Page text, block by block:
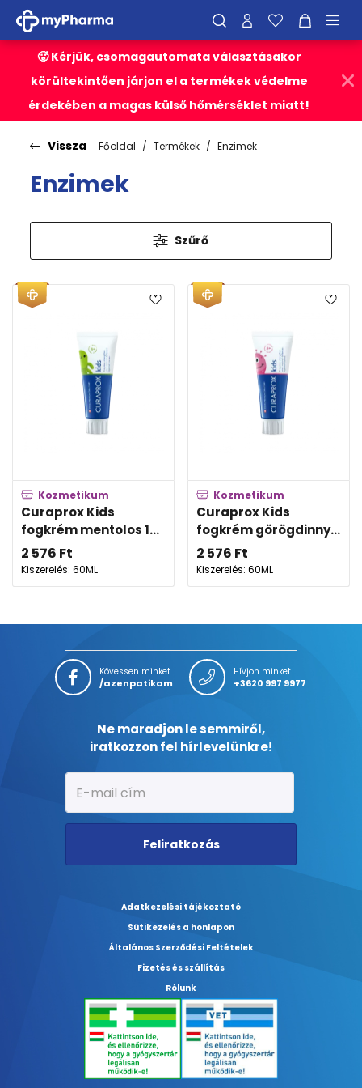
🥵 Kérjük, csomagautomata választásakor
körültekintően járjon el a termékek védelme
érdekében a magas külső hőmérséklet miatt!
Vissza Főoldal Termékek Enzimek
Enzimek
Szűrő
Kozmetikum
Curaprox Kids
fogkrém mentolos 1...
2 576 Ft
Kiszerelés: 60ML
Kozmetikum
Curaprox Kids
fogkrém görögdinny...
2 576 Ft
Kiszerelés: 60ML
Kövessen minket
/azenpatikam
Hívjon minket
+3620 997 9977
Ne maradjon le semmiről,
iratkozzon fel hírlevelünkre!
Feliratkozás
Adatkezelési tájékoztató
Sütikezelés a honlapon
Általános Szerződési Feltételek
Fizetés és szállítás
Rólunk